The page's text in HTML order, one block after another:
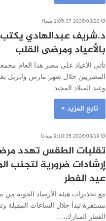
2026/03/20 1:05:37 مساءً
د.شريف عبدالهادي
بالأعياد ومرضى القلب
تأتى الاعياد على مصر هذا العام
المصريين خلال شهر مارس وابريل
وعيد الميلاد المجيد…
تابع المزيد »
2026/03/19 9:18:35 صباحًا
تقلبات الطقس تهدد
إرشادات ضرورية لتجنب
عيد الفطر
مع تحذيرات هيئة الأرصاد الجوية
مستقرة تبدأ خلال الساعات المقبلة
الفطر المبارك،…